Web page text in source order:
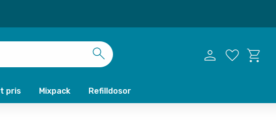
pris Mixpack Refilldosor
Favoriter